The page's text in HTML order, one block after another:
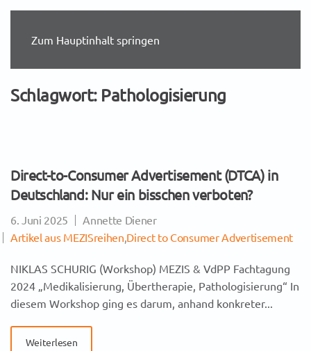
Zum Hauptinhalt springen
Schlagwort: Pathologisierung
Direct-to-Consumer Advertisement (DTCA) in
Deutschland: Nur ein bisschen verboten?
6. Juni 2025
Annette Diener
Artikel aus MEZISreihen,Direct to Consumer Advertisement
NIKLAS SCHURIG (Workshop) MEZIS & VdPP Fachtagung
2024 „Medikalisierung, Übertherapie, Pathologisierung“ In
diesem Workshop ging es darum, anhand konkreter...
Weiterlesen